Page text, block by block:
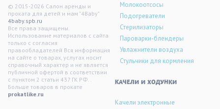
© 2015-2026 Салон аренды и
проката для детей и мам "4Baby"
4baby.spb.ru
Все права защищены.
Использование материалов с сайта
только с согласия
правообладателей Вся информация
на сайте о товарах, услугах носит
справочный характер и не является
публичной офертой в соответствии
с пунктом 2 статьи 437 ГК РФ. .
Больше товаров в прокате
prokatlike.ru
Молокоотсосы
Подогреватели
Стерилизаторы
Пароварки-блендеры
Увлажнители воздуха
Стульчики для кормления
KАЧЕЛИ И ХОДУНКИ
Качели электронные